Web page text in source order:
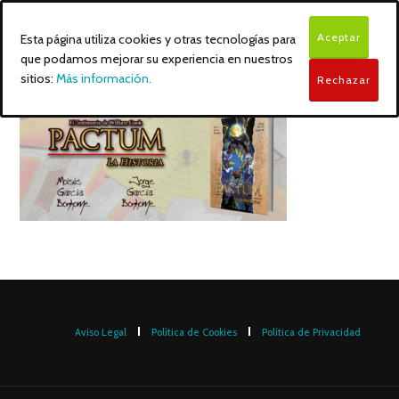
Aviso Legal Política de Cookies Política de Privacidad
Esta página utiliza cookies y otras tecnologías para
que podamos mejorar su experiencia en nuestros
sitios: Más información.
Aceptar
Rechazar